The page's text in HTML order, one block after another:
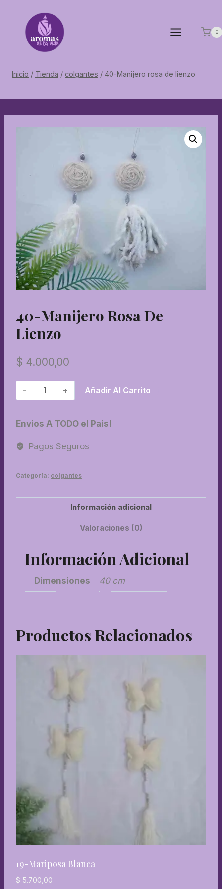
contenido
0
Inicio / Tienda / colgantes / 40-Manijero rosa de lienzo
40-Manijero Rosa De
Lienzo
$ 4.000,00
40-
Manijero
de
cantidad
Añadir Al Carrito
Envios A TODO el Pais!
Pagos Seguros
Categoría: colgantes
Información adicional
Valoraciones (0)
Información Adicional
Dimensiones 40 cm
Productos Relacionados
19-Mariposa Blanca
$ 5.700,00